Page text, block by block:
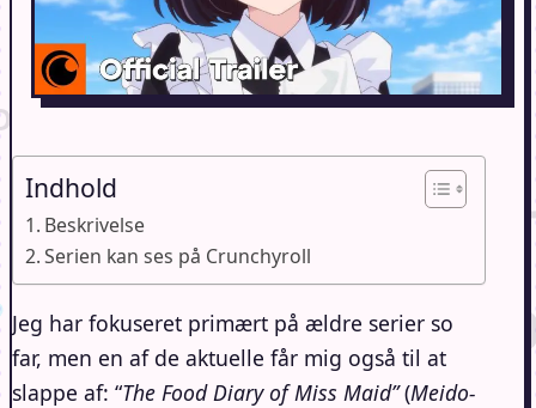
Indhold
Beskrivelse
Serien kan ses på Crunchyroll
Jeg har fokuseret primært på ældre serier so
far, men en af de aktuelle får mig også til at
slappe af: “The Food Diary of Miss Maid”(Meido-